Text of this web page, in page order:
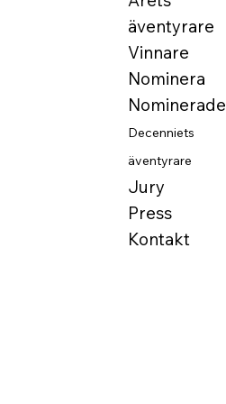
äventyrare
Vinnare
Nominera
Nominerade
Decenniets
äventyrare
Jury
Press
Kontakt